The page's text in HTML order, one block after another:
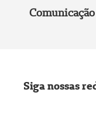
Comunicação
Siga nossas